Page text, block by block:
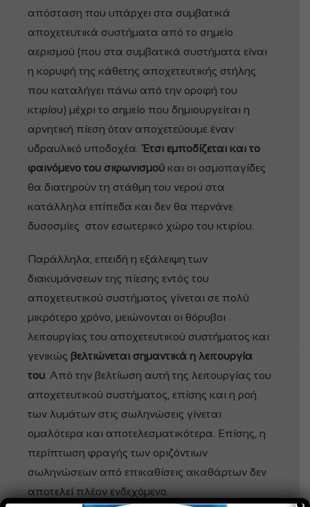
απόσταση που υπάρχει στα συμβατικά
αποχετευτικά συστήματα από το σημείο
αερισμού (που στα συμβατικά συστήματα είναι
η κορυφή της κάθετης αποχετευτικής στήλης
που καταλήγει πάνω από την οροφή του
κτιρίου) μέχρι το σημείο που δημιουργείται η
αρνητική πίεση όταν αποχετεύουμε έναν
υδραυλικό υποδοχέα. Έτσι εμποδίζεται και το
φαινόμενο του σιφωνισμού και οι οσμοπαγίδες
θα διατηρούν τη στάθμη του νερού στα
κατάλληλα επίπεδα και δεν θα περνάνε
δυσοσμίες στον εσωτερικό χώρο του κτιρίου.
Παράλληλα, επειδή η εξάλειψη των
διακυμάνσεων της πίεσης εντός του
αποχετευτικού συστήματος γίνεται σε πολύ
μικρότερο χρόνο, μειώνονται οι θόρυβοι
λειτουργίας του αποχετευτικού συστήματος και
γενικώς βελτιώνεται σημαντικά η λειτουργία
του . Από την βελτίωση αυτή της λειτουργίας του
αποχετευτικού συστήματος, επίσης και η ροή
των λυμάτων στις σωληνώσεις γίνεται
ομαλότερα και αποτελεσματικότερα. Επίσης, η
περίπτωση φραγής των οριζόντιων
σωληνώσεων από επικαθίσεις ακαθάρτων δεν
αποτελεί πλέον ενδεχόμενο.